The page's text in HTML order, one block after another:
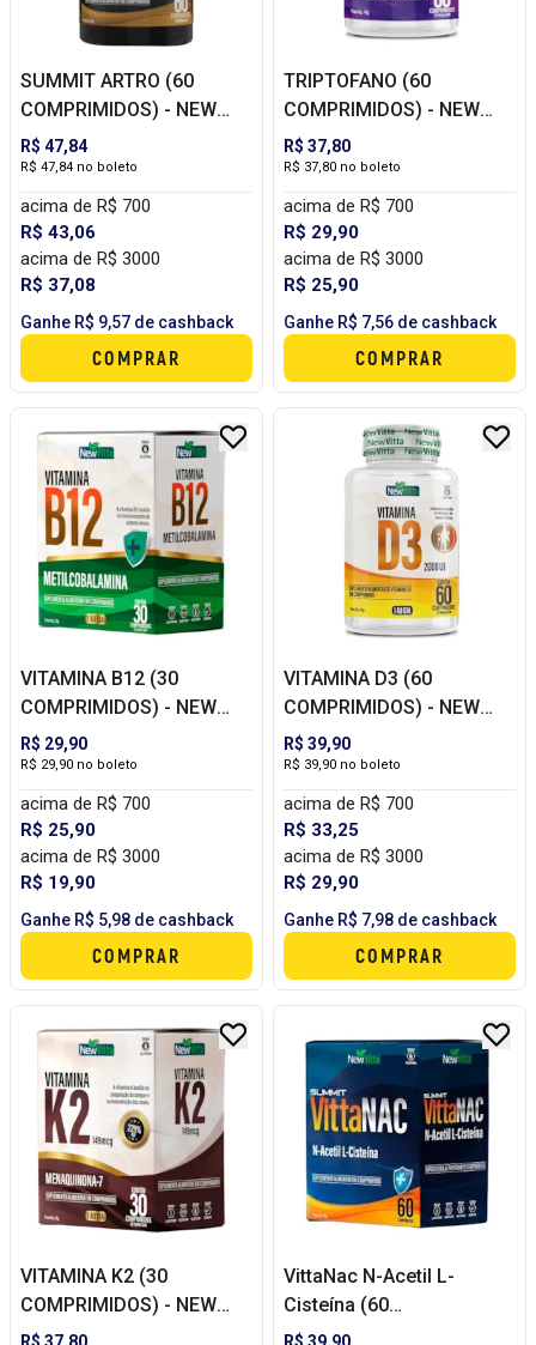
SUMMIT ARTRO (60
COMPRIMIDOS) - NEW
VITTA
R$ 47,84
R$ 47,84 no boleto
acima de R$ 700
R$ 43,06
acima de R$ 3000
R$ 37,08
Ganhe R$ 9,57 de cashback
COMPRAR
TRIPTOFANO (60
COMPRIMIDOS) - NEW
VITTA
R$ 37,80
R$ 37,80 no boleto
acima de R$ 700
R$ 29,90
acima de R$ 3000
R$ 25,90
Ganhe R$ 7,56 de cashback
COMPRAR
VITAMINA B12 (30
COMPRIMIDOS) - NEW
VITTA
R$ 29,90
R$ 29,90 no boleto
acima de R$ 700
R$ 25,90
acima de R$ 3000
R$ 19,90
Ganhe R$ 5,98 de cashback
COMPRAR
VITAMINA D3 (60
COMPRIMIDOS) - NEW
VITTA
R$ 39,90
R$ 39,90 no boleto
acima de R$ 700
R$ 33,25
acima de R$ 3000
R$ 29,90
Ganhe R$ 7,98 de cashback
COMPRAR
VITAMINA K2 (30
COMPRIMIDOS) - NEW
VITTA
R$ 37,80
VittaNac N-Acetil L-
Cisteína (60
comprimidos) - NEW
R$ 39,90